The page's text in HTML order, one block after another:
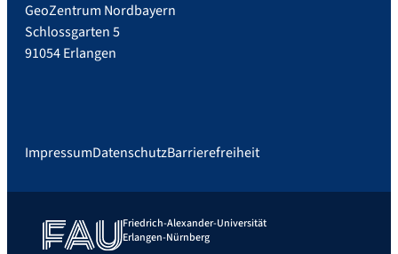
GeoZentrum Nordbayern
Schlossgarten 5
91054 Erlangen
ImpressumDatenschutzBarrierefreiheit
Friedrich-Alexander-Universität
Erlangen-Nürnberg